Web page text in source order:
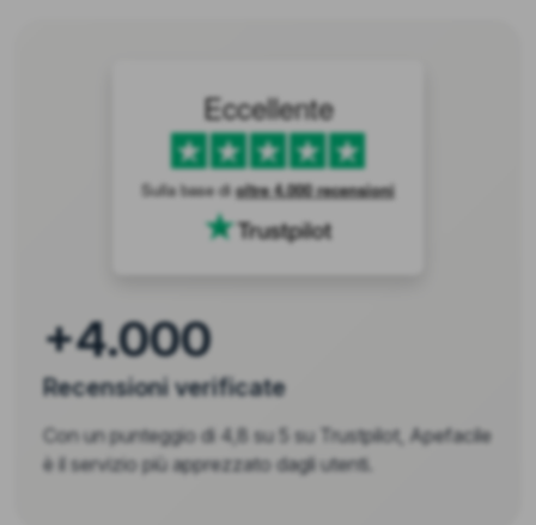
Eccellente
Sulla base dioltre 4.000 recensioni
+4.000
Recensioni verificate
Con un punteggio di 4,8 su 5 su Trustpilot, Apefacile
è il servizio più apprezzato dagli utenti.